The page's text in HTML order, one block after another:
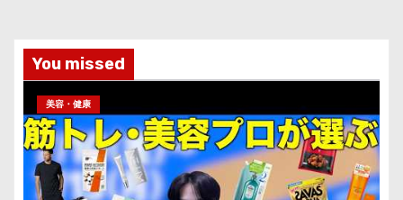
You missed
美容・健康